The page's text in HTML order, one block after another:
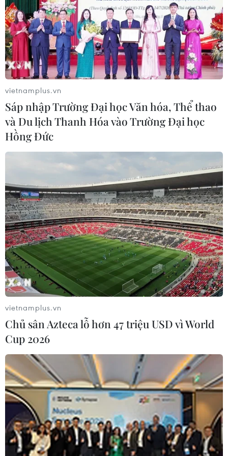
Lực lượng Pháp bắt giữ thủ lĩnh cấp cao
của IS ở Mali
17/06/2021 06:51
Theo phóng viên TTXVN tại châu Phi, ngày 16/6, Tham
mưu trưởng quân đội Pháp Thierry Burkhard xác nhận
các lực lượng nước này đã bắt giữ thủ lĩnh cấp cao
Dadi Ould Chouaib của IS.
Chủ nghĩa bạo lực cực đoan đe dọa khu
vietnamplus.vn
Sáp nhập Trường Đại học Văn hóa, Thể thao
và Du lịch Thanh Hóa vào Trường Đại học
Hồng Đức
vietnamplus.vn
Chủ sân Azteca lỗ hơn 47 triệu USD vì World
Cup 2026